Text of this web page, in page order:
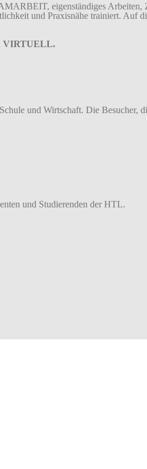
eigenständiges Arbeiten,
und Praxisnähe trainiert. Auf
VIRTUELL.
und Wirtschaft. Die Besucher,
und Studierenden der HTL.